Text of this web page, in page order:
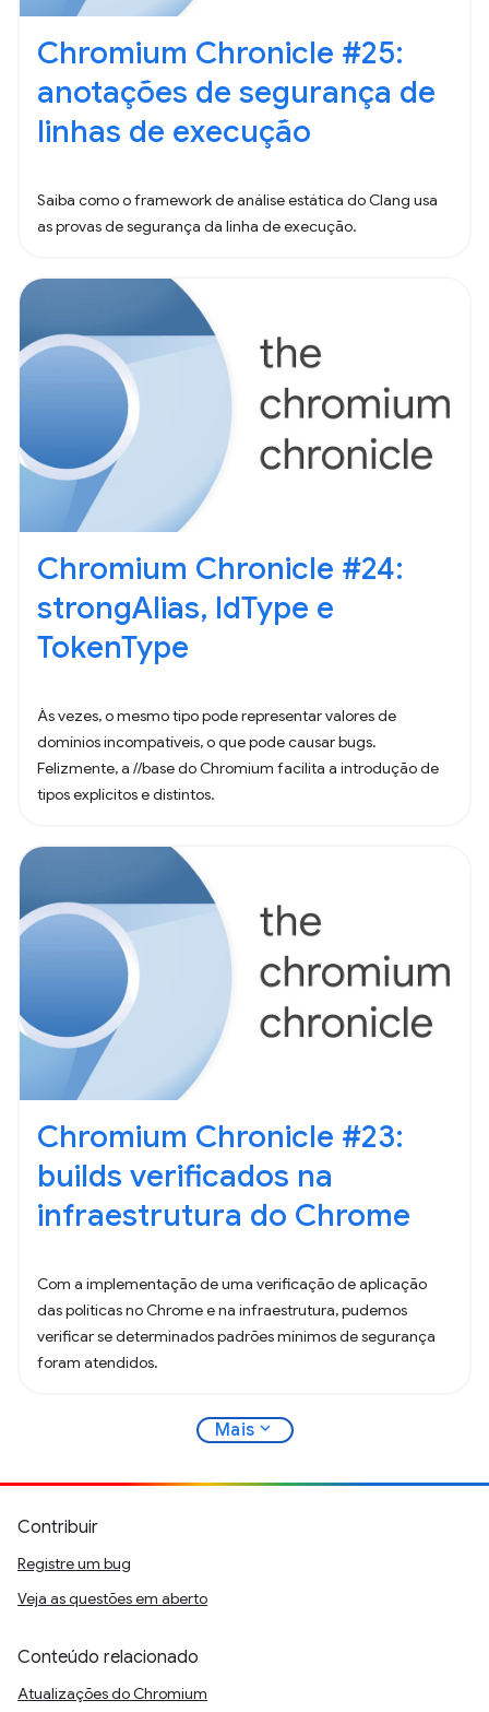
Chromium Chronicle #25:
anotações de segurança de
linhas de execução
Saiba como o framework de análise estática do Clang usa
as provas de segurança da linha de execução.
Chromium Chronicle #24:
strongAlias, IdType e
TokenType
Às vezes, o mesmo tipo pode representar valores de
domínios incompatíveis, o que pode causar bugs.
Felizmente, a //base do Chromium facilita a introdução de
tipos explícitos e distintos.
Chromium Chronicle #23:
builds verificados na
infraestrutura do Chrome
Com a implementação de uma verificação de aplicação
das políticas no Chrome e na infraestrutura, pudemos
verificar se determinados padrões mínimos de segurança
foram atendidos.
Mais expand_more
Contribuir
Registre um bug
Veja as questões em aberto
Conteúdo relacionado
Atualizações do Chromium